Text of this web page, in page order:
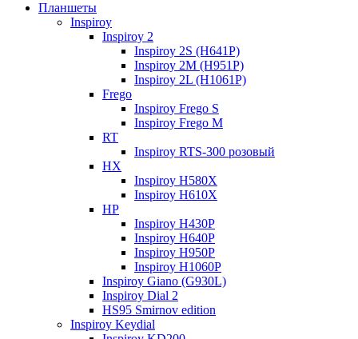
Планшеты
Inspiroy
Inspiroy 2
Inspiroy 2S (H641P)
Inspiroy 2M (H951P)
Inspiroy 2L (H1061P)
Frego
Inspiroy Frego S
Inspiroy Frego M
RT
Inspiroy RTS-300 розовый
HX
Inspiroy H580X
Inspiroy H610X
HP
Inspiroy H430P
Inspiroy H640P
Inspiroy H950P
Inspiroy H1060P
Inspiroy Giano (G930L)
Inspiroy Dial 2
HS95 Smirnov edition
Inspiroy Keydial